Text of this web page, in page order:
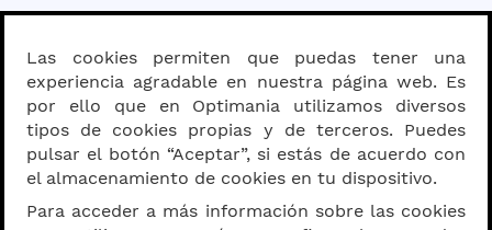
PROGRESIVOS - BIFOCALES
SOBRE OPTIMANIA
Las cookies permiten que puedas tener una
experiencia agradable en nuestra página web. Es
por ello que en Optimania utilizamos diversos
tipos de cookies propias y de terceros. Puedes
pulsar el botón “Aceptar”, si estás de acuerdo con
el almacenamiento de cookies en tu dispositivo.
Para acceder a más información sobre las cookies